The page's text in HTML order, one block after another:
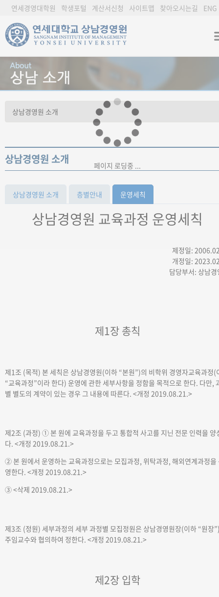
연세경영대학원 학생포털 계산서신청 사이트맵 찾아오시는길 ENG
상남경영원 소개
상남경영원 소개 층별안내 운영세칙
상남경영원 교육과정 운영세칙
제정일:
개정일:
담당부서: 상남경
제1장 총칙
제1조 (목적) 본 세칙은 상남경영원(이하 “본원”)의 비학위 경영자교육과정(
“교육과정”이라 한다) 운영에 관한 세부사항을 정함을 목적으로 한다. 다만,
별 별도의 계약이 있는 경우 그 내용에 따른다. <개정 2019.08.21.>
제2조 (과정) ① 본 원에 교육과정을 두고 통합적 사고를 지닌 전문 인력을 양
다. <개정 2019.08.21.>
② 본 원에서 운영하는 교육과정으로는 모집과정, 위탁과정, 해외연계과정을
영한다. <개정 2019.08.21.>
③<삭제 2019.08.21.>
제3조 (정원) 세부과정의 세부 과정별 모집정원은 상남경영원장(이하 “원장
주임교수와 협의하여 정한다. <개정 2019.08.21.>
제2장 입학
페이지 로딩중 ...